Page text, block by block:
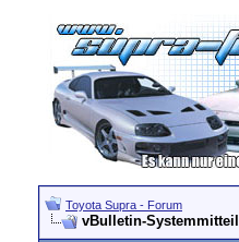
Toyota Supra - Forum
vBulletin-